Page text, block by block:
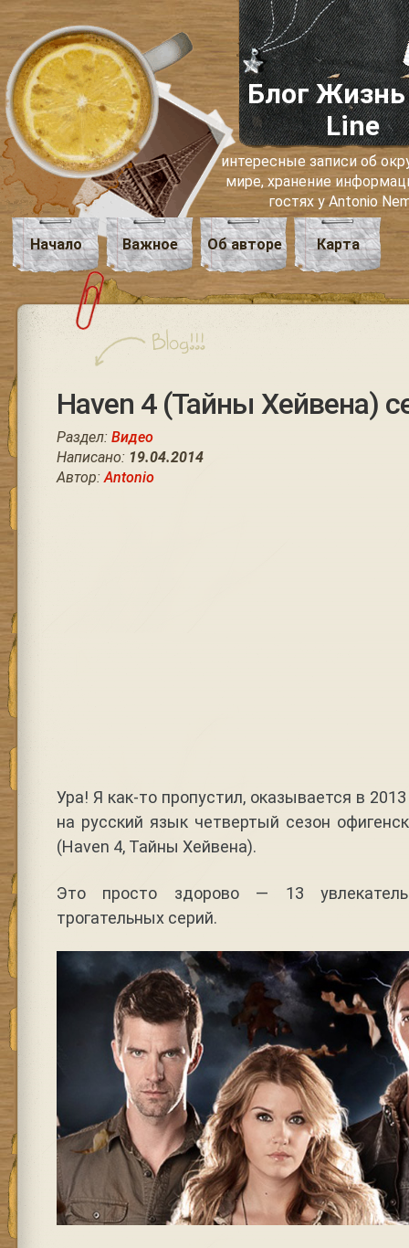
Блог Жизнь
Line
интересные записи об
мире, хранение
гостях у Antonio
Начало Важное Об авторе Карта
Haven 4 (Тайны Хейвена)
Раздел: Видео
Написано: 19.04.2014
Автор:Antonio
Ура! Я как-то пропустил, оказывается в
на русский язык четвертый сезон
(Haven 4, Тайны Хейвена).
Это просто здорово — 13
трогательных серий.